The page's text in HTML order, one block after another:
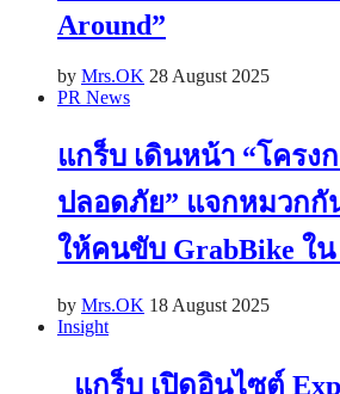
Around”
by Mrs.OK 28 August 2025
PR News
แกร็บ เดินหน้า “โครง
ปลอดภัย” แจกหมวกกั
ให้คนขับ GrabBike ใน
by Mrs.OK 18 August 2025
Insight
แกร็บ เปิดอินไซต์